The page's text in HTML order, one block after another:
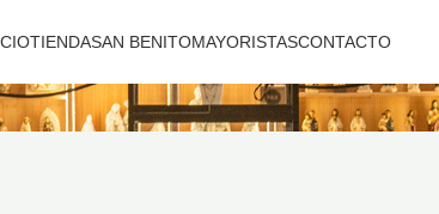
TIENDASAN BENITOMAYORISTASCONTACTO